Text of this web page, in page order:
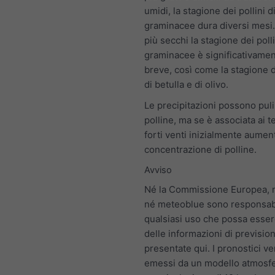
umidi, la stagione dei pollini di
graminacee dura diversi
più secchi la stagione dei
graminacee è
breve, così come la stagione
di betulla e di olivo.
Le precipitazioni possono
polline, ma se è associata ai
forti venti inizialmente
concentrazione di polline.
Avviso
Né la Commissione Europea,
né meteoblue sono
qualsiasi uso che possa
delle informazioni di
presentate qui. I pronostici
emessi da un modello